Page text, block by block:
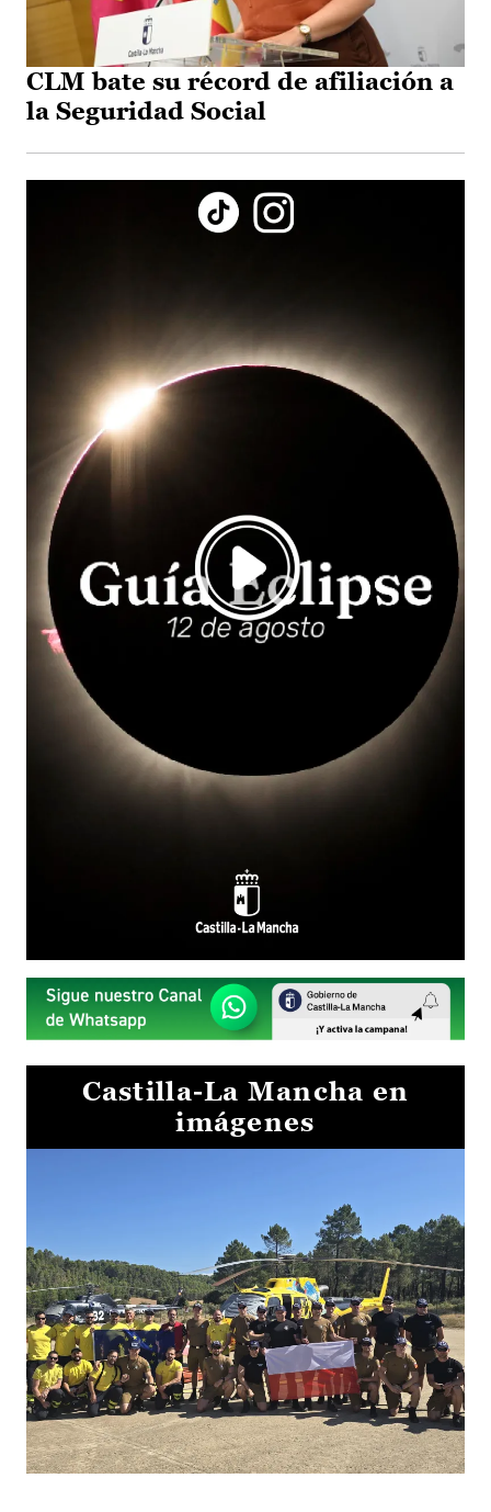
CLM bate su récord de afiliación a
la Seguridad Social
Castilla-La Mancha en
imágenes